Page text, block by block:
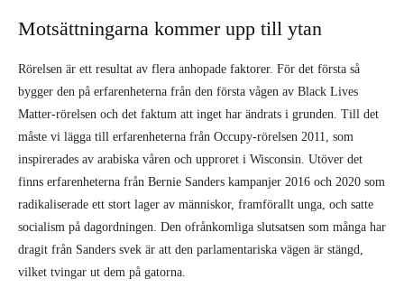
Motsättningarna kommer upp till ytan
Rörelsen är ett resultat av flera anhopade faktorer. För det första så
bygger den på erfarenheterna från den första vågen av Black Lives
Matter-rörelsen och det faktum att inget har ändrats i grunden. Till det
måste vi lägga till erfarenheterna från Occupy-rörelsen 2011, som
inspirerades av arabiska våren och upproret i Wisconsin. Utöver det
finns erfarenheterna från Bernie Sanders kampanjer 2016 och 2020 som
radikaliserade ett stort lager av människor, framförallt unga, och satte
socialism på dagordningen. Den ofrånkomliga slutsatsen som många har
dragit från Sanders svek är att den parlamentariska vägen är stängd,
vilket tvingar ut dem på gatorna.